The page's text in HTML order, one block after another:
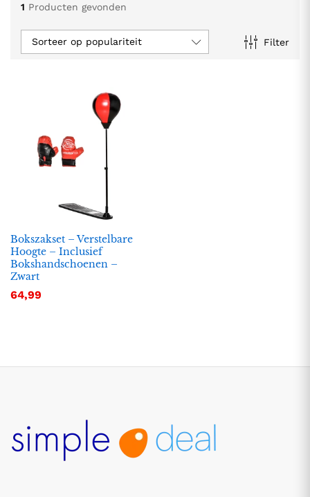
1 Producten gevonden
Filter
Sorteer op populariteit
Bokszakset – Verstelbare
Hoogte – Inclusief
Bokshandschoenen –
Zwart
64,99